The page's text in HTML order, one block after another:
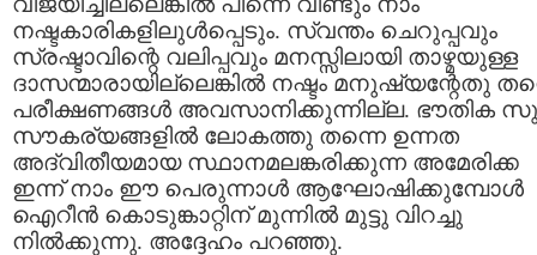
നഷ്ടകാരികളിലുള്‍പ്പെടും. സ്വന്തം ചെറുപ്പവും
സ്രഷ്ടാവിന്റെ വലിപ്പവും മനസ്സിലായി താഴ്മയുള്ള
ദാസന്മാരായില്ലെങ്കില്‍ നഷ്ടം മനുഷ്യന്റേതു
പരീക്ഷണങ്ങള്‍ അവസാനിക്കുന്നില്ല. ഭൗതിക
സൗകര്യങ്ങളില്‍ ലോകത്തു തന്നെ ഉന്നത
അദ്വിതീയമായ സ്ഥാനമലങ്കരിക്കുന്ന അമേരിക്ക
ഇന്ന്‌ നാം ഈ പെരുന്നാള്‍ ആഘോഷിക്കുമ്പോള്‍
ഐറീന്‍ കൊടുങ്കാറ്റിന്‌ മുന്നില്‍ മുട്ടു വിറച്ചു
നില്‍ക്കുന്നു. അദ്ദേഹം പറഞ്ഞു.